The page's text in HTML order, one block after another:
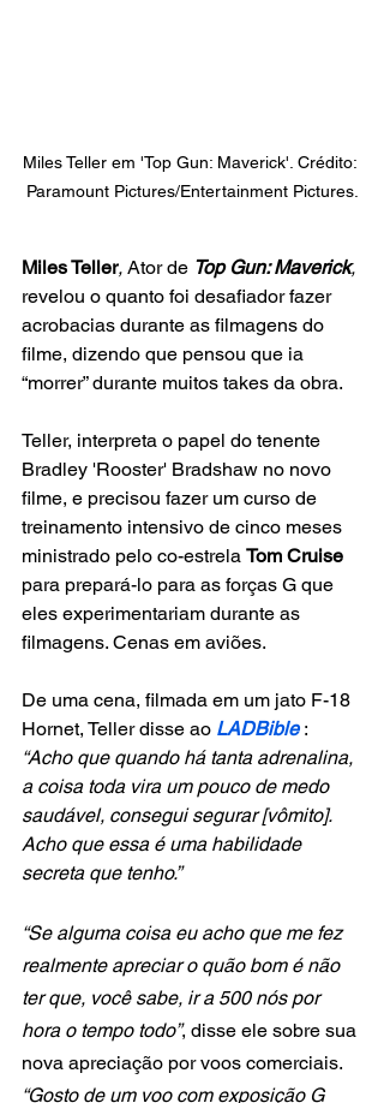
Miles Teller em 'Top Gun: Maverick'. Crédito:
Paramount Pictures/Entertainment Pictures.
Miles Teller, Ator de Top Gun: Maverick,
revelou o quanto foi desafiador fazer
acrobacias durante as filmagens do
filme, dizendo que pensou que ia
“morrer” durante muitos takes da obra.
Teller, interpreta o papel do tenente
Bradley 'Rooster' Bradshaw no novo
filme, e precisou fazer um curso de
treinamento intensivo de cinco meses
ministrado pelo co-estrela Tom Cruise
para prepará-lo para as forças G que
eles experimentariam durante as
filmagens. Cenas em aviões.
De uma cena, filmada em um jato F-18
Hornet, Teller disse ao LADBible :
“Acho que quando há tanta adrenalina,
a coisa toda vira um pouco de medo
saudável, consegui segurar [vômito].
Acho que essa é uma habilidade
secreta que tenho.”
“Se alguma coisa eu acho que me fez
realmente apreciar o quão bom é não
ter que, você sabe, ir a 500 nós por
hora o tempo todo”, disse ele sobre sua
nova apreciação por voos comerciais.
“Gosto de um voo com exposição G